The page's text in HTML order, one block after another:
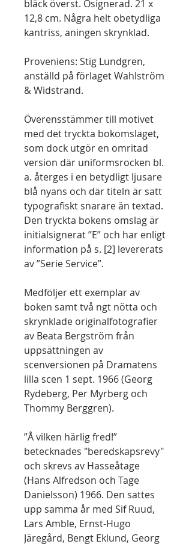
bläck överst. Osignerad. 21 x
12,8 cm. Några helt obetydliga
kantriss, aningen skrynklad.
Proveniens: Stig Lundgren,
anställd på förlaget Wahlström
& Widstrand.
Överensstämmer till motivet
med det tryckta bokomslaget,
som dock utgör en omritad
version där uniformsrocken bl.
a. återges i en betydligt ljusare
blå nyans och där titeln är satt
typografiskt snarare än textad.
Den tryckta bokens omslag är
initialsignerat ”E” och har enligt
information på s. [2] levererats
av ”Serie Service”.
Medföljer ett exemplar av
boken samt två ngt nötta och
skrynklade originalfotografier
av Beata Bergström från
uppsättningen av
scenversionen på Dramatens
lilla scen 1 sept. 1966 (Georg
Rydeberg, Per Myrberg och
Thommy Berggren).
”Å vilken härlig fred!”
betecknades "beredskapsrevy"
och skrevs av Hasseåtage
(Hans Alfredson och Tage
Danielsson) 1966. Den sattes
upp samma år med Sif Ruud,
Lars Amble, Ernst-Hugo
Järegård, Bengt Eklund, Georg